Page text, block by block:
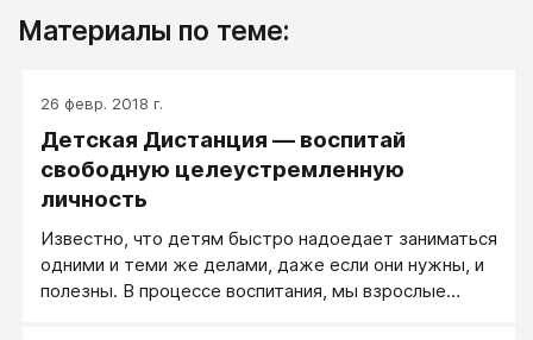
Материалы по теме:
26 февр. 2018 г.
Детская Дистанция — воспитай
свободную целеустремленную
личность
Известно, что детям быстро надоедает заниматься
одними и теми же делами, даже если они нужны, и
полезны. В процессе воспитания, мы взрослые